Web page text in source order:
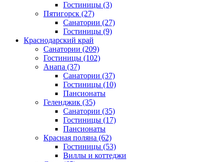
Гостиницы (3)
Пятигорск (27)
Санатории (27)
Гостиницы (9)
Краснодарский край
Санатории (209)
Гостиницы (102)
Анапа (37)
Санатории (37)
Гостиницы (10)
Пансионаты
Геленджик (35)
Санатории (35)
Гостиницы (17)
Пансионаты
Красная поляна (62)
Гостиницы (53)
Виллы и коттеджи